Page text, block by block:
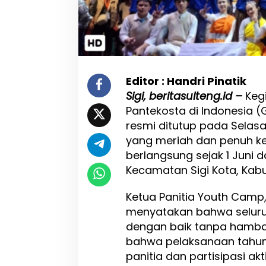
e
s
D
i
g
l
a
r
,
i
b
u
a
n
e
m
d
a
D
Editor : Handri Pinatik
Sigi, beritasulteng.id –
Pantekosta di Indonesia
resmi ditutup pada
yang meriah dan penuh
berlangsung sejak 1 Juni
Kecamatan Sigi Kota,
Ketua Panitia Youth
menyatakan bahwa
dengan baik tanpa
bahwa pelaksanaan
panitia dan partisipasi